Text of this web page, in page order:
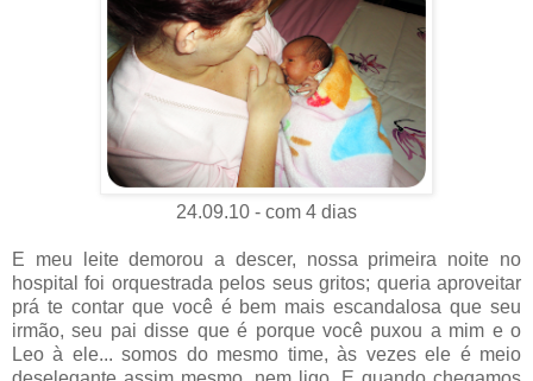
24.09.10 - com 4 dias
E meu leite demorou a descer, nossa primeira noite no
hospital foi orquestrada pelos seus gritos; queria aproveitar
prá te contar que você é bem mais escandalosa que seu
irmão, seu pai disse que é porque você puxou a mim e o
Leo à ele... somos do mesmo time, às vezes ele é meio